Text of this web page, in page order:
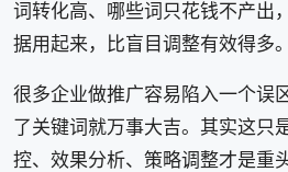
词转化高、哪些词只花钱不产出
据用起来，比盲目调整有效得多。
很多企业做推广容易陷入一个误
了关键词就万事大吉。其实这只
控、效果分析、策略调整才是重